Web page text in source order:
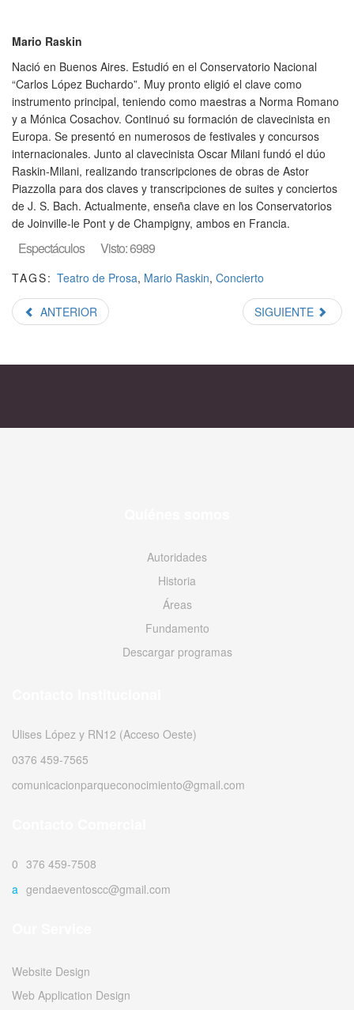
Mario Raskin
Nació en Buenos Aires. Estudió en el Conservatorio Nacional
“Carlos López Buchardo”. Muy pronto eligió el clave como
instrumento principal, teniendo como maestras a Norma Romano
y a Mónica Cosachov. Continuó su formación de clavecinista en
Europa. Se presentó en numerosos de festivales y concursos
internacionales. Junto al clavecinista Oscar Milani fundó el dúo
Raskin-Milani, realizando transcripciones de obras de Astor
Piazzolla para dos claves y transcripciones de suites y conciertos
de J. S. Bach. Actualmente, enseña clave en los Conservatorios
de Joinville-le Pont y de Champigny, ambos en Francia.
Espectáculos Visto: 6989
TAGS: Teatro de Prosa, Mario Raskin, Concierto
ANTERIOR SIGUIENTE
Autoridades
Historia
Áreas
Fundamento
Descargar programas
Ulises López y RN12 (Acceso Oeste)
0376 459-7565
comunicacionparqueconocimiento@gmail.com
0376 459-7508
agendaeventoscc@gmail.com
Website Design
Web Application Design